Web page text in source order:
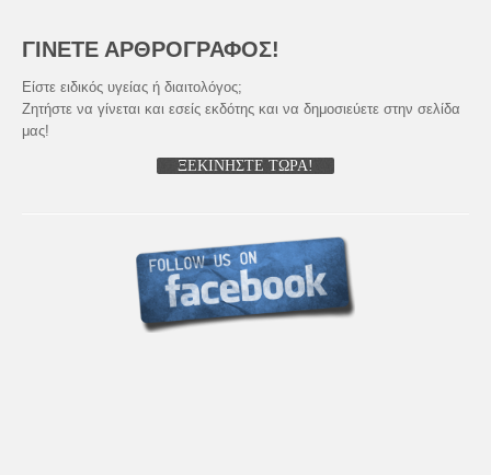
ΓΙΝΕΤΕ ΑΡΘΡΟΓΡΑΦΟΣ!
Είστε ειδικός υγείας ή διαιτολόγος;
Ζητήστε να γίνεται και εσείς εκδότης και να δημοσιεύετε στην σελίδα
μας!
ΞΕΚΙΝΗΣΤΕ ΤΩΡΑ!